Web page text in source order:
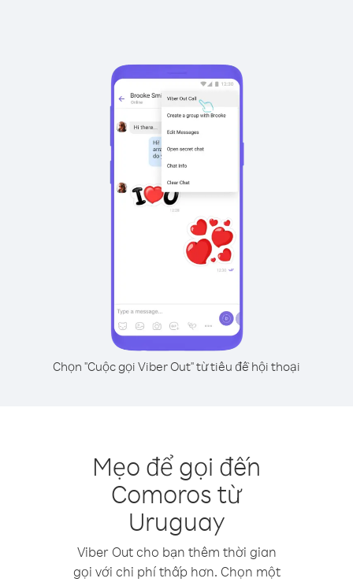
Chọn "Cuộc gọi Viber Out" từ tiêu đề hội thoại
Mẹo để gọi đến
Comoros từ
Uruguay
Viber Out cho bạn thêm thời gian
gọi với chi phí thấp hơn. Chọn một